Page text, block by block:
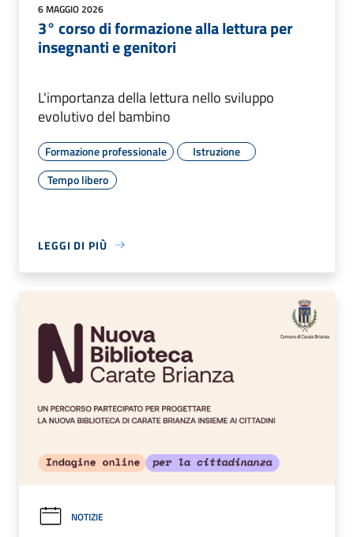
6 MAGGIO 2026
3° corso di formazione alla lettura per
insegnanti e genitori
L'importanza della lettura nello sviluppo
evolutivo del bambino
Formazione professionale
Istruzione
Tempo libero
LEGGI DI PIÙ
NOTIZIE